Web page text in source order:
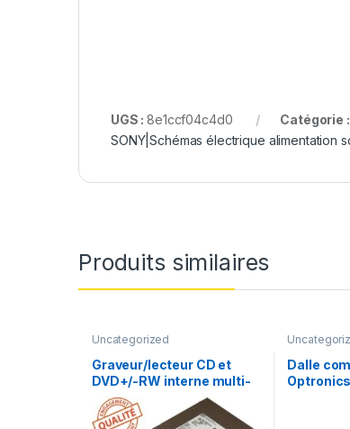
UGS :8e1ccf04c4d0 Catégorie :
SONY|Schémas électrique alimentation
Produits similaires
Uncategorized
Graveur/lecteur CD et
DVD+/-RW interne multi-
recorder portable UJ-850
Dalle